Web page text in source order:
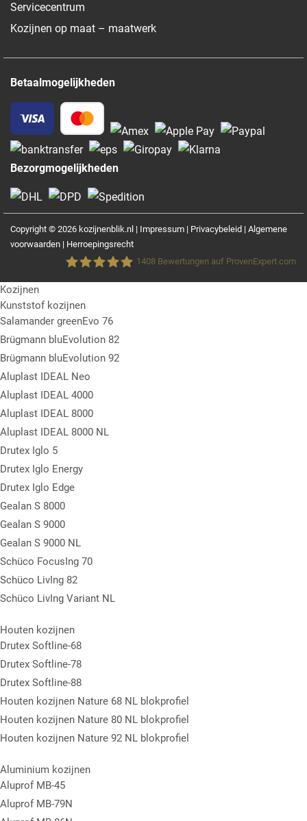
Servicecentrum
Kozijnen op maat – maatwerk
Betaalmogelijkheden
Bezorgmogelijkheden
Copyright © 2026 kozijnenblik.nl | Impressum | Privacybeleid | Algemene
voorwaarden | Herroepingsrecht
Fensterblick GmbH &Co.KG
1408Bewertungen auf ProvenExpert.com
Kozijnen
Kunststof kozijnen
Salamander greenEvo 76
Brügmann bluEvolution 82
Brügmann bluEvolution 92
Aluplast IDEAL Neo
Aluplast IDEAL 4000
Aluplast IDEAL 8000
Aluplast IDEAL 8000 NL
Drutex Iglo 5
Drutex Iglo Energy
Drutex Iglo Edge
Gealan S 8000
Gealan S 9000
Gealan S 9000 NL
Schüco FocusIng 70
Schüco LivIng 82
Schüco LivIng Variant NL
Houten kozijnen
Drutex Softline-68
Drutex Softline-78
Drutex Softline-88
Houten kozijnen Nature 68 NL blokprofiel
Houten kozijnen Nature 80 NL blokprofiel
Houten kozijnen Nature 92 NL blokprofiel
Aluminium kozijnen
Aluprof MB-45
Aluprof MB-79N